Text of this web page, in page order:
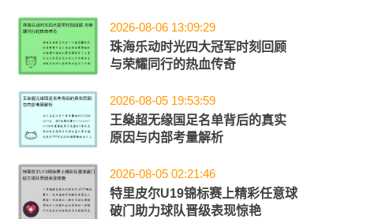
2026-08-06 13:09:29
珠海乐动时光四大冠军时刻回顾
与荣耀同行的热血传奇
2026-08-05 19:53:59
王燊超无缘国足名单背后的真实
原因与内部考量解析
2026-08-05 02:21:46
特里皮尔U19锦标赛上精彩任意球
破门助力球队晋级表现惊艳